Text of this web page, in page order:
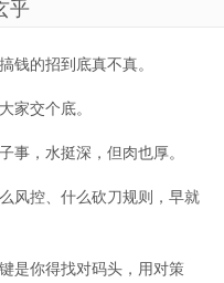
乎
钱的招到底真不真。
家交个底。
事，水挺深，但肉也厚。
风控、什么砍刀规则，早就
是你得找对码头，用对策